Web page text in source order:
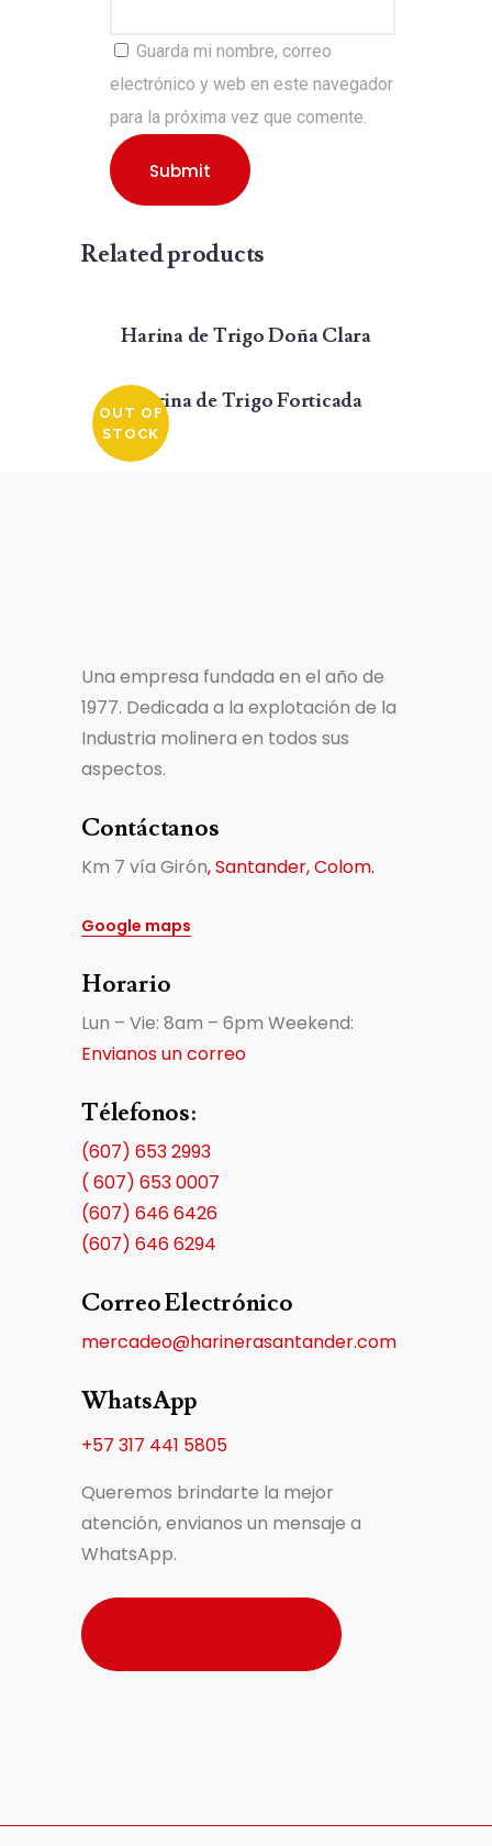
Guarda mi nombre, correo
electrónico y web en este navegador
para la próxima vez que comente.
Related products
Harina de Trigo Doña Clara
OUT OF
STOCK
Harina de Trigo Forticada
Una empresa fundada en el año de
1977. Dedicada a la explotación de la
Industria molinera en todos sus
aspectos.
Contáctanos
Km 7 vía Girón, Santander, Colom.
Google maps
Horario
Lun – Vie: 8am – 6pm Weekend:
Envianos un correo
Télefonos:
(607) 653 2993
( 607) 653 0007
(607) 646 6426
(607) 646 6294
Correo Electrónico
mercadeo@harinerasantander.com
WhatsApp
+57 317 441 5805
Queremos brindarte la mejor
atención, envianos un mensaje a
WhatsApp.